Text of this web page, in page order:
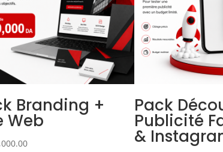
Branding +
Web
Pack
Publicité
&